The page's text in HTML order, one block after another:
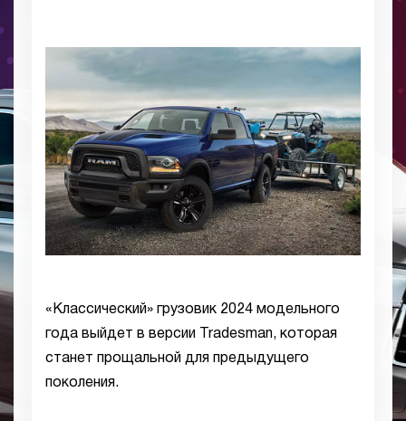
«Классический» грузовик 2024 модельного
года выйдет в версии Tradesman, которая
станет прощальной для предыдущего
поколения.